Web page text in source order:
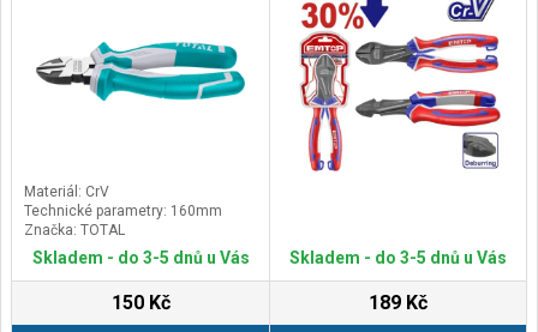
Materiál: CrV
Technické parametry: 160mm
Značka: TOTAL
Skladem - do 3-5 dnů u Vás
150 Kč
Skladem - do 3-5 dnů u Vás
189 Kč